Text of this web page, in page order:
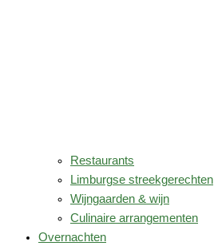
Restaurants
Limburgse streekgerechten
Wijngaarden & wijn
Culinaire arrangementen
Overnachten